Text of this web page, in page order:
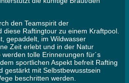
den Teamspirit der
Raftingtour zu einem Kraftpool.
gepaddelt, im Wildwasser
Zeit erlebt und in der Natur
tolle Erinnerungen für´s
sportlichen Aspekt befreit Rafting
gestärkt mit Selbstbewusstsein
beschritten werden.